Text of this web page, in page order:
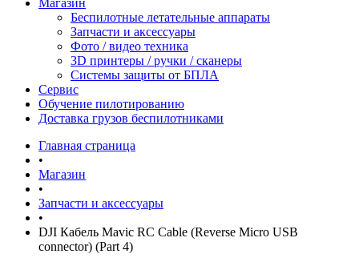
Магазин
Беспилотные летательные аппараты
Запчасти и аксессуары
Фото / видео техника
3D принтеры / ручки / сканеры
Системы защиты от БПЛА
Сервис
Обучение пилотированию
Доставка грузов беспилотниками
Главная страница
•
Магазин
•
Запчасти и аксессуары
•
DJI Кабель Mavic RC Cable (Reverse Micro USB
connector) (Part 4)